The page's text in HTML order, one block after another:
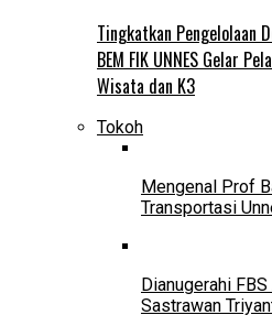
Tingkatkan Pengelolaan
BEM FIK UNNES Gelar
Wisata dan K3
Tokoh
Mengenal Prof
Transportasi
Dianugerahi
Sastrawan